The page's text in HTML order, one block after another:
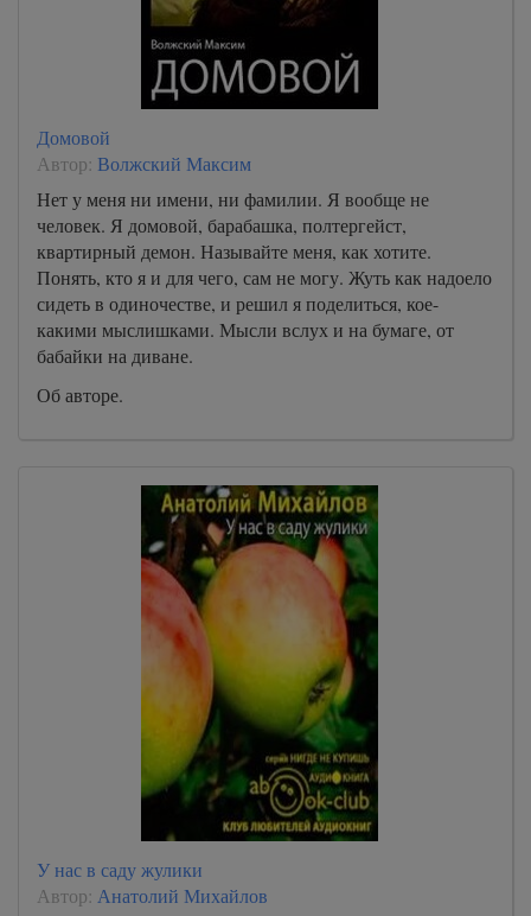
Домовой
Автор: Волжский Максим
Нет у меня ни имени, ни фамилии. Я вообще не
человек. Я домовой, барабашка, полтергейст,
квартирный демон. Называйте меня, как хотите.
Понять, кто я и для чего, сам не могу. Жуть как надоело
сидеть в одиночестве, и решил я поделиться, кое-
какими мыслишками. Мысли вслух и на бумаге, от
бабайки на диване.
Об авторе.
У нас в саду жулики
Автор: Анатолий Михайлов